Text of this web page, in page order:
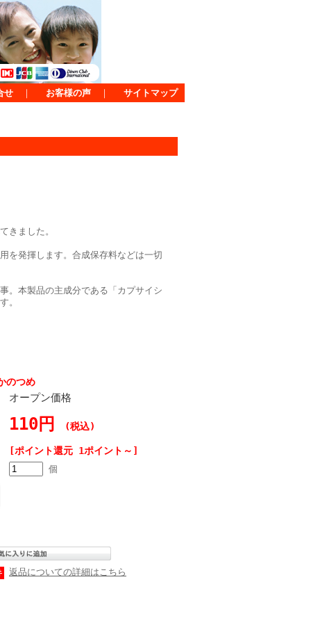
せ ｜ お客様の声 ｜ サイトマップ
きました。
を発揮します。合成保存料などは一切
。本製品の主成分である「カプサイシ
。
のつめ
オープン価格
110円 (税込)
[ポイント還元 1ポイント～]
個
返品についての詳細はこちら